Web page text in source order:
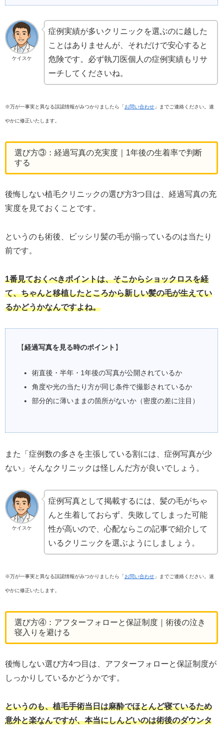
ケイスケ
症例実績が多いクリニックを選ぶのに越した
ことはありませんが、それだけで安心すると
危険です。必ず執刀医個人の症例実績もリサ
ーチしてくださいね。
※万が一事実と異なる誤認情報がみつかりましたら「 お問い合わせ 」までご連絡ください。速
やかに修正いたします。
選び方③：経過写真の充実度｜1年後の生着率で判断
する
後悔しない植毛クリニックの選び方3つ目は、経過写真の充
実度を見ておくことです。
というのも術後、ビッシリ髪の毛が揃っているのは当たり
前です。
1番見ておくべきポイントは、そこからショックロスを経
て、ちゃんと移植したところから新しい髪の毛が生えてい
るかどうかなんですよね。
【経過写真を見る時のポイント 】
術直後・半年・1年後の写真が公開されているか
角度や光の当たり方が同じ条件で撮影されているか
部分的に薄いままの箇所がないか（密度の差に注目）
また「症例数の多さを主張している割には、症例写真が少
ない」そんなクリニックは怪しんだ方が良いでしょう。
ケイスケ
症例写真として掲載するには、髪の毛がちゃ
んと生着しておらず、失敗してしまった可能
性が高いので、心配ならこの記事で紹介して
いるクリニックを選ぶようにしましょう。
※万が一事実と異なる誤認情報がみつかりましたら「 お問い合わせ 」までご連絡ください。速
やかに修正いたします。
選び方④：アフターフォローと保証制度｜術後の泣き
寝入りを避ける
後悔しない選び方4つ目は、アフターフォローと保証制度が
しっかりしているかどうかです。
というのも、植毛手術当日は麻酔でほとんど寝ているため
意外と楽なんですが、本当にしんどいのは術後のダウンタ